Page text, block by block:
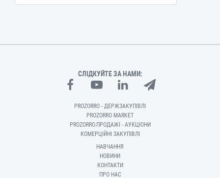
СЛІДКУЙТЕ ЗА НАМИ:
PROZORRO - ДЕРЖЗАКУПІВЛІ
PROZORRO MARKET
PROZORRO.ПРОДАЖІ - АУКЦІОНИ
КОМЕРЦІЙНІ ЗАКУПІВЛІ
НАВЧАННЯ
НОВИНИ
КОНТАКТИ
ПРО НАС